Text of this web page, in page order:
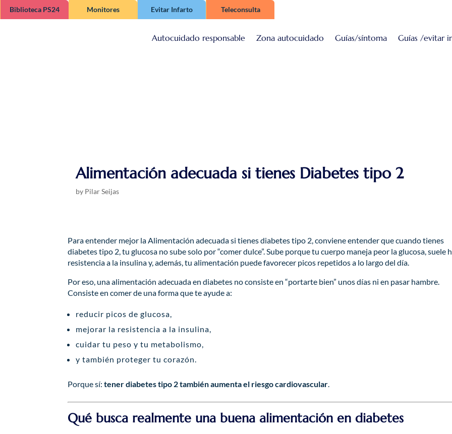
Biblioteca PS24 Monitores Evitar Infarto Teleconsulta
Autocuidado responsable Zona autocuidado Guías/síntoma Guías /evitar
Autocuidado responsable Zona autocuidado
Alimentación adecuada si tienes Diabetes tipo 2
by Pilar Seijas
Para entender mejor la Alimentación adecuada si tienes diabetes tipo 2, conviene entender que cuando tienes
diabetes tipo 2, tu glucosa no sube solo por “comer dulce”. Sube porque tu cuerpo maneja peor la glucosa, suele
resistencia a la insulina y, además, tu alimentación puede favorecer picos repetidos a lo largo del día.
Por eso, una alimentación adecuada en diabetes no consiste en “portarte bien” unos días ni en pasar hambre.
Consiste en comer de una forma que te ayude a:
reducir picos de glucosa,
mejorar la resistencia a la insulina,
cuidar tu peso y tu metabolismo,
y también proteger tu corazón.
Porque sí:tener diabetes tipo 2 también aumenta el riesgo cardiovascular.
Qué busca realmente una buena alimentación en diabetes